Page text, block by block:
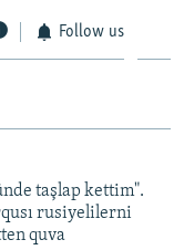
Follow us
taşlap kettim".
rusiyelilerni
quva